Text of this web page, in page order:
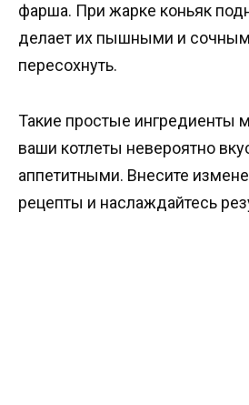
фарша. При жарке коньяк
делает их пышными и
пересохнуть.
Такие простые ингредиенты
ваши котлеты невероятно
аппетитными. Внесите
рецепты и наслаждайтесь